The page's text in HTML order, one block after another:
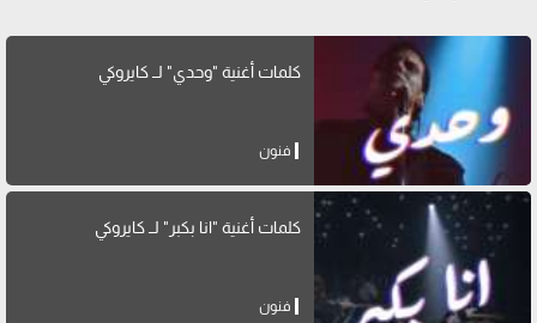
كلمات أغنية "وحدي" لــ كايروكي
فنون
كلمات أغنية "انا بكبر" لــ كايروكي
فنون